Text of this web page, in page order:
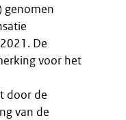
genomen
De
voor het
door de
van de